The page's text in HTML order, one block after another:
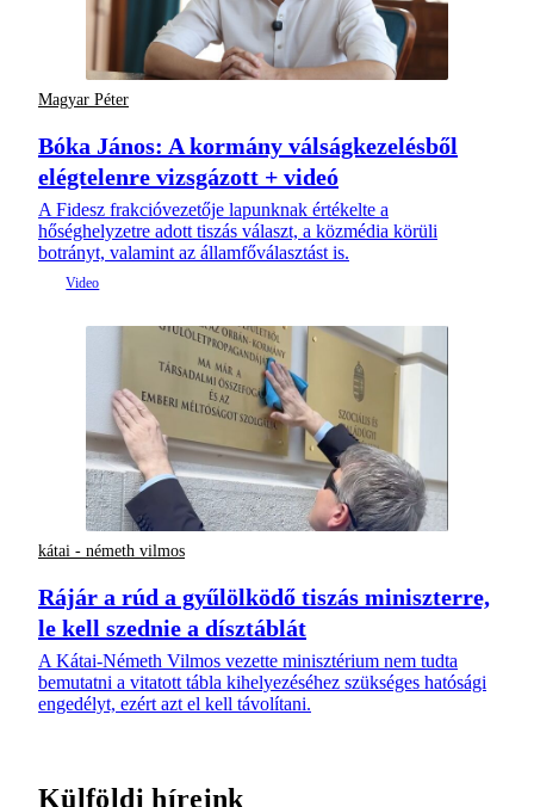
Magyar Péter
Bóka János: A kormány válságkezelésből
elégtelenre vizsgázott + videó
A Fidesz frakcióvezetője lapunknak értékelte a
hőséghelyzetre adott tiszás választ, a közmédia körüli
botrányt, valamint az államfőválasztást is.
kátai - németh vilmos
Rájár a rúd a gyűlölködő tiszás miniszterre,
le kell szednie a dísztáblát
A Kátai-Németh Vilmos vezette minisztérium nem tudta
bemutatni a vitatott tábla kihelyezéséhez szükséges hatósági
engedélyt, ezért azt el kell távolítani.
Külföldi híreink